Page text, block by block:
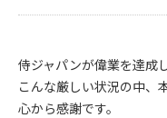
侍ジャパンが偉業を達成
こんな厳しい状況の中、
心から感謝です。